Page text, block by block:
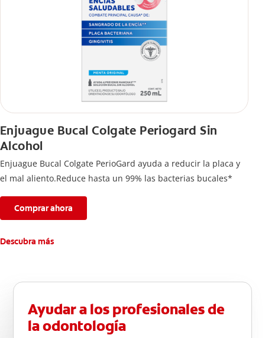
Enjuague Bucal Colgate Periogard Sin
Alcohol
Enjuague Bucal Colgate PerioGard ayuda a reducir la placa y
el mal aliento.Reduce hasta un 99% las bacterias bucales*
Comprar ahora
Descubra más
Ayudar a los profesionales de
la odontología